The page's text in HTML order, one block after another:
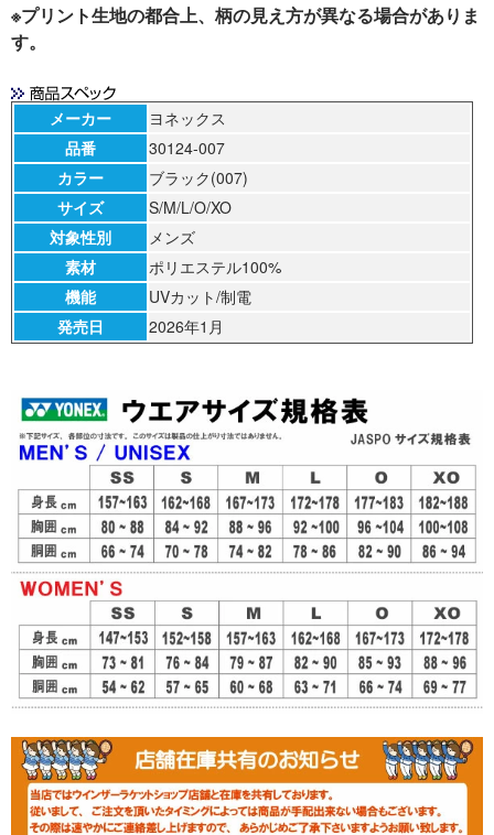
※プリント生地の都合上、柄の見え方が異なる場合がありま
す。
メーカー
ヨネックス
品番
30124-007
カラー
ブラック(007)
サイズ
S/M/L/O/XO
対象性別
メンズ
素材
ポリエステル100%
機能
UVカット/制電
発売日
2026年1月